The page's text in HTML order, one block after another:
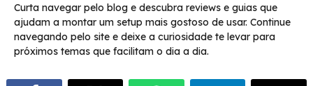
Curta navegar pelo blog e descubra reviews e guias que
ajudam a montar um setup mais gostoso de usar. Continue
navegando pelo site e deixe a curiosidade te levar para
próximos temas que facilitam o dia a dia.